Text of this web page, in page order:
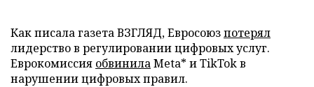
Как писала газета ВЗГЛЯД, Евросоюзпотерял
лидерство в регулировании цифровых услуг.
Еврокомиссия обвинилаMeta* и TikTok в
нарушении цифровых правил.